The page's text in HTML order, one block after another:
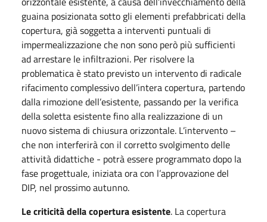
guaina posizionata sotto gli elementi prefabbricati della
copertura, già soggetta a interventi puntuali di
impermealizzazione che non sono però più sufficienti
ad arrestare le infiltrazioni. Per risolvere la
problematica è stato previsto un intervento di radicale
rifacimento complessivo dell’intera copertura, partendo
dalla rimozione dell’esistente, passando per la verifica
della soletta esistente fino alla realizzazione di un
nuovo sistema di chiusura orizzontale. L’intervento –
che non interferirà con il corretto svolgimento delle
attività didattiche - potrà essere programmato dopo la
fase progettuale, iniziata ora con l’approvazione del
DIP, nel prossimo autunno.
Le criticità della copertura esistente. La copertura